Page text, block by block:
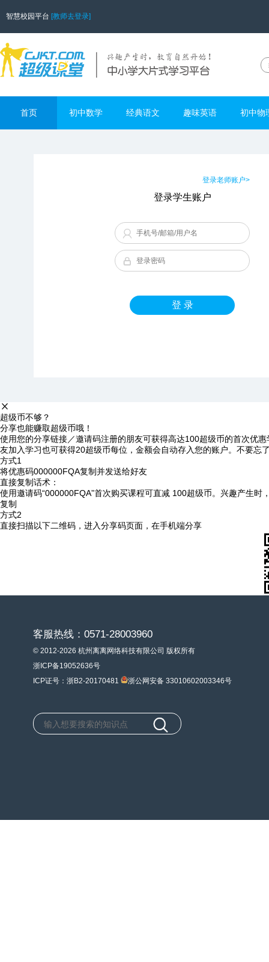
智慧校园平台 [教师去登录]
首页 初中数学 经典语文 趣味英语 初中物
登录老师账户>
登录学生账户
登 录
超级币不够？
分享也能赚取超级币哦！
使用您的分享链接／邀请码注册的朋友可获得高达100超级币的首次优
友加入学习也可获得20超级币每位，金额会自动存入您的账户。不要忘
方式1
将优惠码000000FQA复制并发送给好友
直接复制话术：
使用邀请码“000000FQA”首次购买课程可直减 100超级币。兴趣产生时
复制
方式2
直接扫描以下二维码，进入分享码页面，在手机端分享
客服热线：0571-28003960
© 2012-2026 杭州离离网络科技有限公司 版权所有
浙ICP备19052636号
ICP证号：浙B2-20170481
浙公网安备 33010602003346号